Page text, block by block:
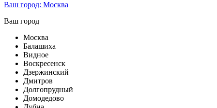
Ваш город: Москва
Ваш город
Москва
Балашиха
Видное
Воскресенск
Дзержинский
Дмитров
Долгопрудный
Домодедово